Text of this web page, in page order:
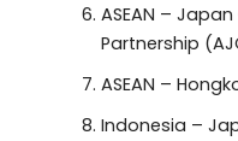
ASEAN –
Partnership
ASEAN –
Indonesia –